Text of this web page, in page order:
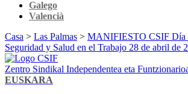
Galego
Valencià
Casa > Las Palmas > MANIFIESTO CSIF Día
Seguridad y Salud en el Trabajo 28 de abril de
Zentro Sindikal Independentea eta
EUSKARA